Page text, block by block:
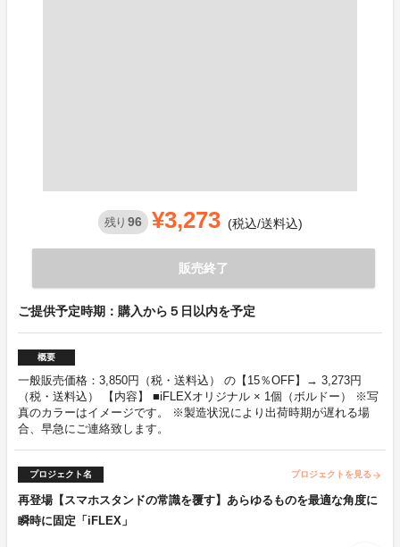
残り 96 ¥3,273 (税込/送料込)
販売終了
ご提供予定時期：購入から５日以内を予定
概要
一般販売価格：3,850円（税・送料込） の【15％OFF】→ 3,273円
（税・送料込） 【内容】 ■iFLEXオリジナル × 1個（ボルドー） ※写
真のカラーはイメージです。 ※製造状況により出荷時期が遅れる場
合、早急にご連絡致します。
プロジェクト名 プロジェクトを見る arrow_forward
再登場【スマホスタンドの常識を覆す】あらゆるものを最適な角度に
瞬時に固定「iFLEX」